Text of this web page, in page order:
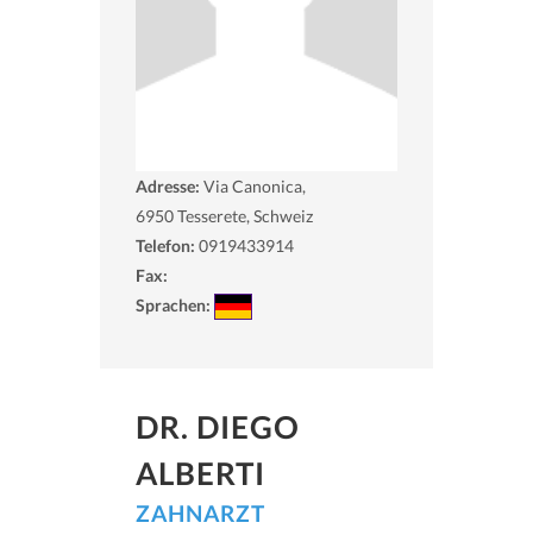
Adresse: Via Canonica,
6950Tesserete, Schweiz
Telefon: 0919433914
Fax:
Sprachen:
DR. DIEGO
ALBERTI
ZAHNARZT